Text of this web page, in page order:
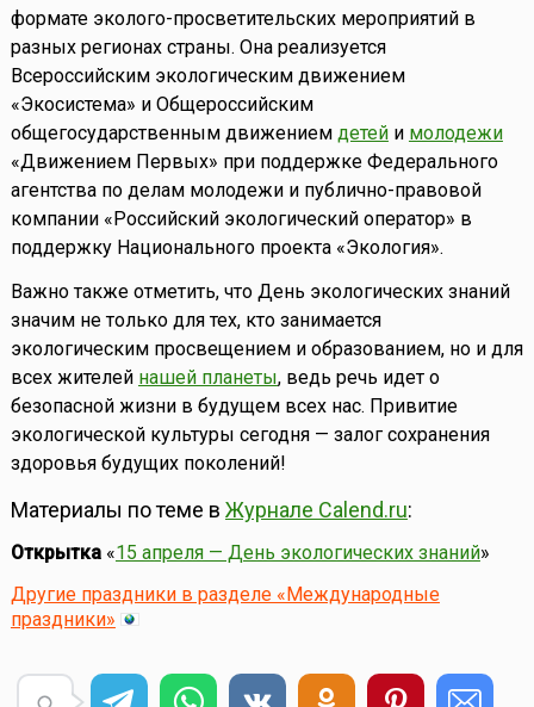
формате эколого-просветительских мероприятий в
разных регионах страны. Она реализуется
Всероссийским экологическим движением
«Экосистема» и Общероссийским
общегосударственным движением детейи молодежи
«Движением Первых» при поддержке Федерального
агентства по делам молодежи и публично-правовой
компании «Российский экологический оператор» в
поддержку Национального проекта «Экология».
Важно также отметить, что День экологических знаний
значим не только для тех, кто занимается
экологическим просвещением и образованием, но и для
всех жителей нашей планеты, ведь речь идет о
безопасной жизни в будущем всех нас. Привитие
экологической культуры сегодня — залог сохранения
здоровья будущих поколений!
Материалы по теме в Журнале Calend.ru:
Открытка«15 апреля — День экологических знаний»
Другие праздники в разделе «Международные
праздники»